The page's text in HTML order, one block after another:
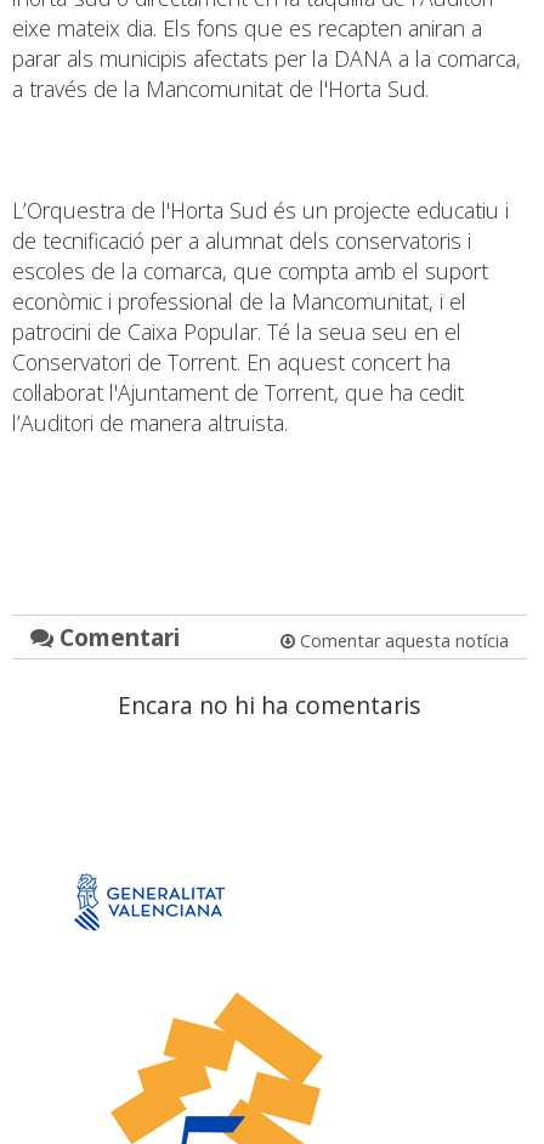
eixe mateix dia. Els fons que es recapten aniran a
parar als municipis afectats per la DANA a la comarca,
a través de la Mancomunitat de l'Horta Sud.
L’Orquestra de l'Horta Sud és un projecte educatiu i
de tecnificació per a alumnat dels conservatoris i
escoles de la comarca, que compta amb el suport
econòmic i professional de la Mancomunitat, i el
patrocini de Caixa Popular. Té la seua seu en el
Conservatori de Torrent. En aquest concert ha
col·laborat l'Ajuntament de Torrent, que ha cedit
l’Auditori de manera altruista.
Comentari Comentar aquesta notícia
Encara no hi ha comentaris